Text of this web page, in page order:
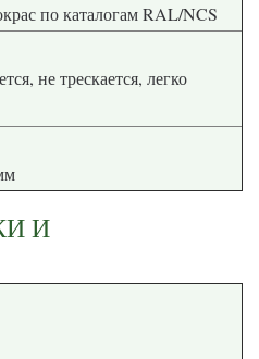
по каталогам RAL/NCS
не трескается, легко
И